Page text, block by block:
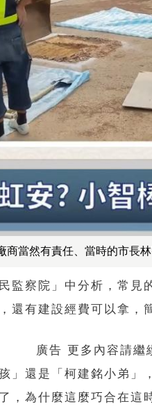
當然有責任、當時的市長
監察院」中分析，常
還有建設經費可以拿，
廣告 更多內容請繼
」還是「柯建銘小弟
，為什麼這麼巧合在